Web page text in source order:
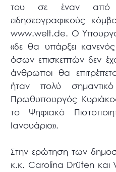
του σε έναν από
ειδησεογραφικούς
www.welt.de. Ο
«δε θα υπάρξει κανενός
όσων επισκεπτών δεν
άνθρωποι θα
ήταν πολύ
Πρωθυπουργός
το Ψηφιακό
Ιανουάριο».
Στην ερώτηση των
κ.κ. Carolina Drüten και